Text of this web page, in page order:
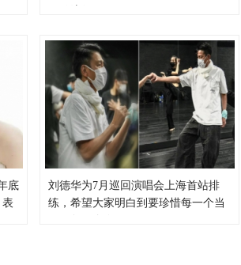
底
刘德华为7月巡回演唱会上海首站排
练，希望大家明白到要珍惜每一个当